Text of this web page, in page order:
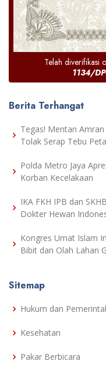
Telah diverifikasi
1134/
Berita Terhangat
Tegas! Mentan
Tolak Serap Tebu
Polda Metro Jaya
Korban Kecelakaan
IKA FKH IPB dan
Dokter Hewan
Kongres Umat Islam
Bibit dan Olah Lahan
Sitemap
Hukum dan
Kesehatan
Pakar Berbicara